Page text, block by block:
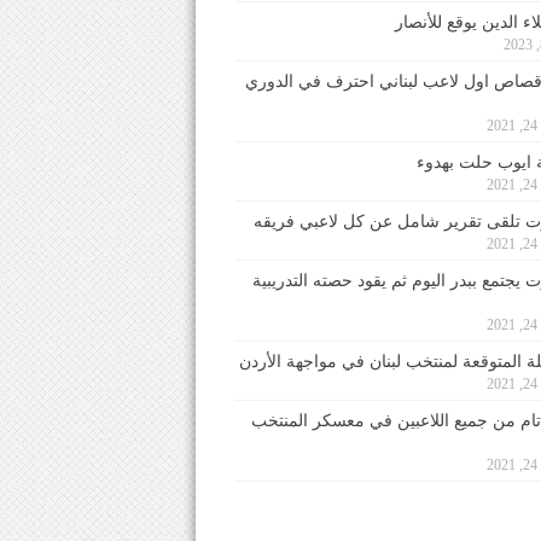
الدين يوقع للأنصار
اول لاعب لبناني احترف في الدوري
ايوب حلت بهدوء
تلقى تقرير شامل عن كل لاعبي فريقه
يجتمع ببدر اليوم ثم يقود حصته التدريبية
المتوقعة لمنتخب لبنان في مواجهة الأردن
تام من جميع اللاعبين في معسكر المنتخب